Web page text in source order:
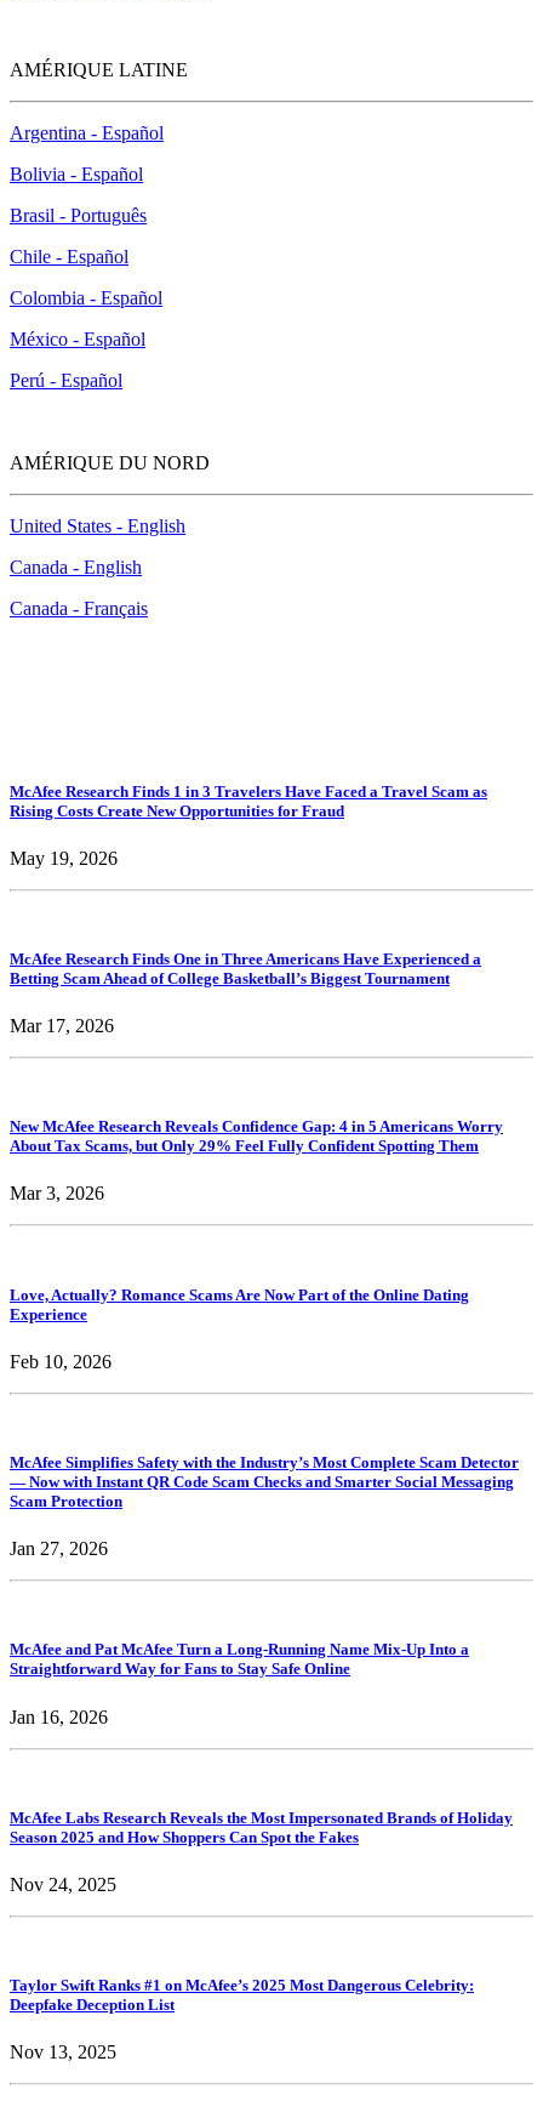
AMÉRIQUE LATINE
Argentina - Español
Bolivia - Español
Brasil - Português
Chile - Español
Colombia - Español
México - Español
Perú - Español
AMÉRIQUE DU NORD
United States - English
Canada - English
Canada - Français
McAfee Research Finds 1 in 3 Travelers Have Faced a Travel Scam as
Rising Costs Create New Opportunities for Fraud
May 19, 2026
McAfee Research Finds One in Three Americans Have Experienced a
Betting Scam Ahead of College Basketball’s Biggest Tournament
Mar 17, 2026
New McAfee Research Reveals Confidence Gap: 4 in 5 Americans Worry
About Tax Scams, but Only 29% Feel Fully Confident Spotting Them
Mar 3, 2026
Love, Actually? Romance Scams Are Now Part of the Online Dating
Experience
Feb 10, 2026
McAfee Simplifies Safety with the Industry’s Most Complete Scam Detector
— Now with Instant QR Code Scam Checks and Smarter Social Messaging
Scam Protection
Jan 27, 2026
McAfee and Pat McAfee Turn a Long-Running Name Mix-Up Into a
Straightforward Way for Fans to Stay Safe Online
Jan 16, 2026
McAfee Labs Research Reveals the Most Impersonated Brands of Holiday
Season 2025 and How Shoppers Can Spot the Fakes
Nov 24, 2025
Taylor Swift Ranks #1 on McAfee’s 2025 Most Dangerous Celebrity:
Deepfake Deception List
Nov 13, 2025